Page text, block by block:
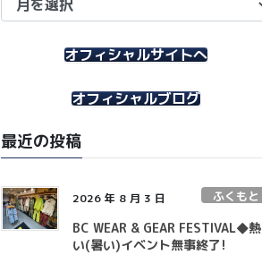
オフィシャルサイトへ
オフィシャルブログ
最近の投稿
2026 年 8 月 3 日 ふくもと
BC WEAR & GEAR FESTIVAL◆熱
い(暑い)イベント無事終了!